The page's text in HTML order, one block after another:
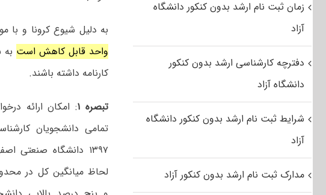
به دلیل شیوع کرونا و با
واحد قابل کاهش است
کارنامه داشته باشند.
تبصره ۱
: امکان ارائه
تمامی دانشجویان
۱۳۹۷ دانشگاه صنعتی
لحاظ میانگین کل در
زمان ثبت نام ارشد بدون کنکور دانشگاه
آزاد
دفترچه کارشناسی ارشد بدون کنکور
دانشگاه آزاد
شرایط ثبت نام ارشد بدون کنکور دانشگاه
آزاد
مدارک ثبت نام ارشد بدون کنکور آزاد